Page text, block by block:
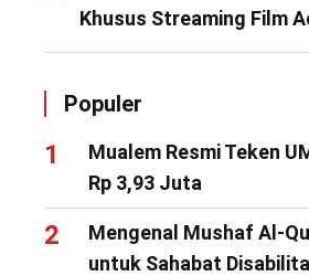
Khusus Streaming Film
Populer
Mualem Resmi Teken
Rp 3,93 Juta
Mengenal Mushaf Al-
untuk Sahabat